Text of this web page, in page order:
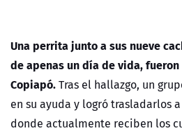
Una perrita junto a sus nueve
de apenas un día de vida,
Copiapó.Tras el hallazgo, un
en su ayuda y logró trasladarlos
donde actualmente reciben los